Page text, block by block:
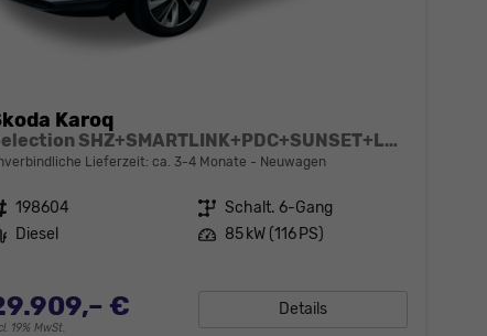
Karoq
Selection SHZ+SMARTLINK+PDC+SUNSET+LED
Lieferzeit: ca. 3-4 Monate Neuwagen
198604 Getriebe Schalt. 6-Gang
Diesel Leistung 85 kW (116 PS)
€
19% MwSt.
Details